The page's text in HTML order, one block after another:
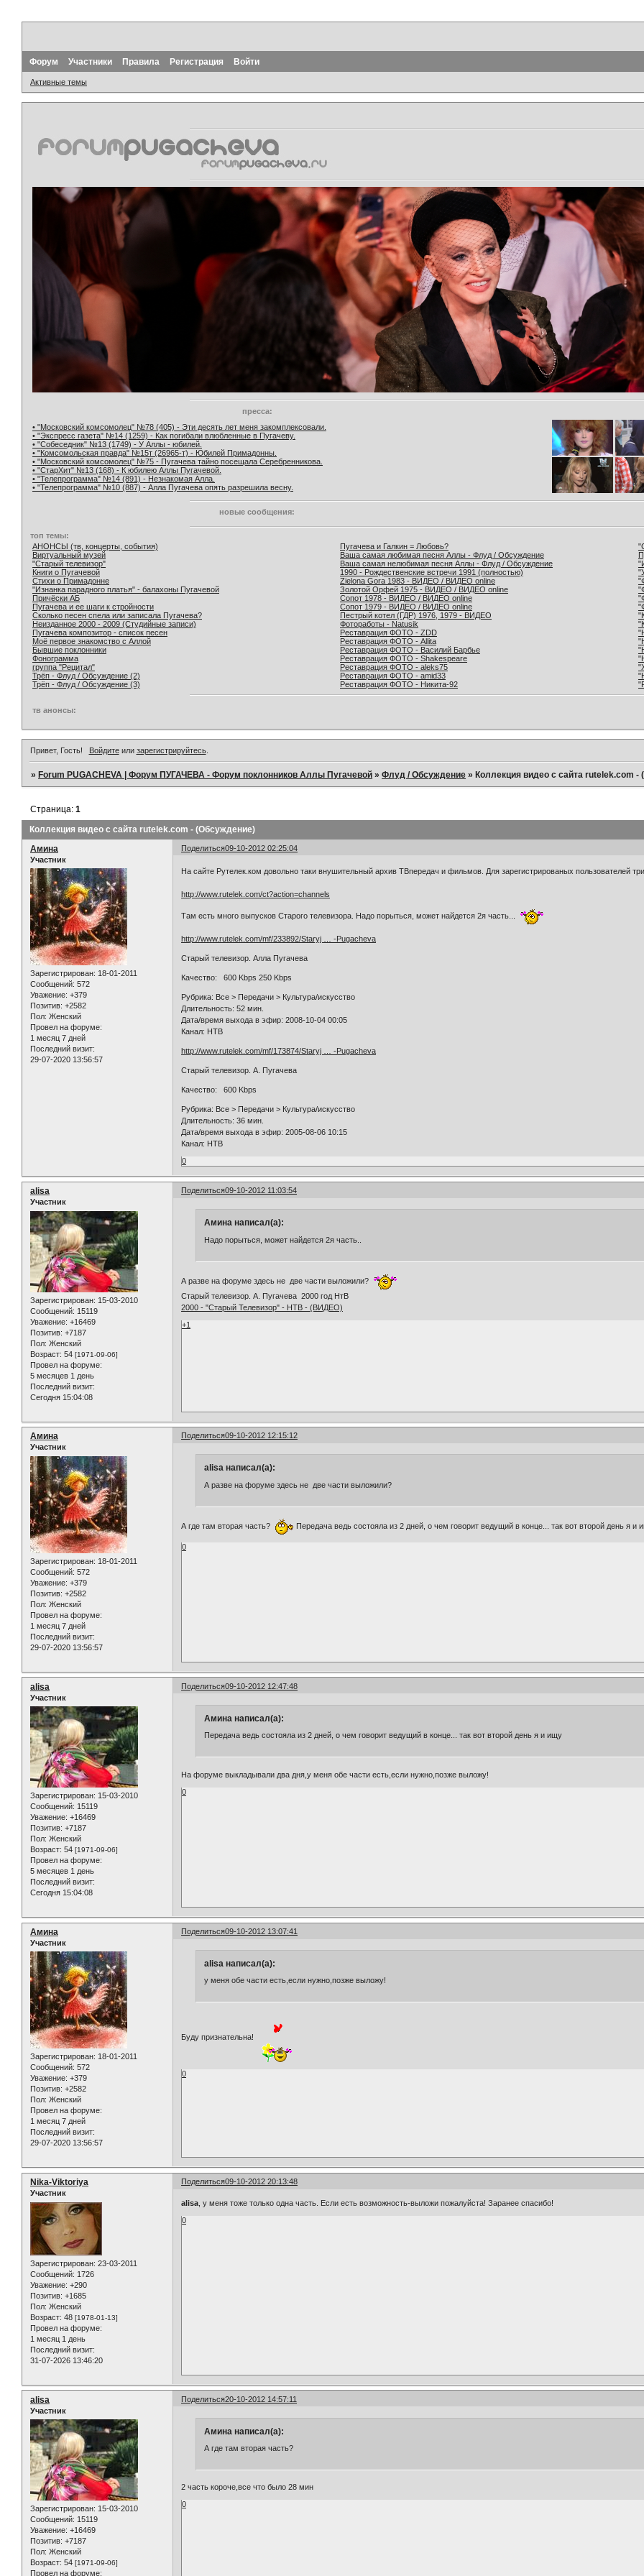
Форум Участники Правила Регистрация Войти
Активные темы
пресса:
• "Московский комсомолец" №78 (405) - Эти десять лет меня закомплексовали.
• "Экспресс газета" №14 (1259) - Как погибали влюбленные в Пугачеву.
• "Собеседник" №13 (1749) - У Аллы - юбилей.
• "Комсомольская правда" №15т (26965-т) - Юбилей Примадонны.
• "Московский комсомолец" №75 - Пугачева тайно посещала Серебренникова.
• "СтарХит" №13 (168) - К юбилею Аллы Пугачевой.
• "Телепрограмма" №14 (891) - Незнакомая Алла.
• "Телепрограмма" №10 (887) - Алла Пугачева опять разрешила весну.
новые сообщения:
топ темы:
АНОНСЫ (тв, концерты, события)
Виртуальный музей
"Старый телевизор"
Книги о Пугачевой
Стихи о Примадонне
"Изнанка парадного платья" - балахоны Пугачевой
Причёски АБ
Пугачева и ее шаги к стройности
Сколько песен спела или записала Пугачева?
Неизданное 2000 - 2009 (Студийные записи)
Пугачева композитор - список песен
Моё первое знакомство с Аллой
Бывшие поклонники
Фонограмма
группа "Рецитал"
Трёп - Флуд / Обсуждение (2)
Трёп - Флуд / Обсуждение (3)
Пугачева и Галкин = Любовь?
Ваша самая любимая песня Аллы - Флуд / Обсуждение
Ваша самая нелюбимая песня Аллы - Флуд / Обсуждение
1990 - Рождественские встречи 1991 (полностью)
Zielona Gora 1983 - ВИДЕО / ВИДЕО online
Золотой Орфей 1975 - ВИДЕО / ВИДЕО online
Сопот 1978 - ВИДЕО / ВИДЕО online
Сопот 1979 - ВИДЕО / ВИДЕО online
Пестрый котел (ГДР) 1976, 1979 - ВИДЕО
Фотоработы - Natusik
Реставрация ФОТО - ZDD
Реставрация ФОТО - Allita
Реставрация ФОТО - Василий Барбье
Реставрация ФОТО - Shakespeare
Реставрация ФОТО - aleks75
Реставрация ФОТО - amid33
Реставрация ФОТО - Никита-92
тв анонсы:
Привет, Гость! Войдитеили зарегистрируйтесь.
»Forum PUGACHEVA | Форум ПУГАЧЕВА - Форум поклонников Аллы Пугачевой »Флуд / Обсуждение »Коллекция видео с сайта rutelek.com -
Коллекция видео с сайта rutelek.com - (Обсуждение)
Страница:1
Поделиться09-10-2012 02:25:04
Амина
Участник
Зарегистрирован: 18-01-2011
Сообщений: 572
Уважение: +379
Позитив: +2582
Пол: Женский
Провел на форуме:
1 месяц 7 дней
Последний визит:
29-07-2020 13:56:57
На сайте Рутелек.ком довольно таки внушительный архив ТВпередач и фильмов. Для зарегистрированых пользователей
http://www.rutelek.com/ct?action=channels
Там есть много выпусков Старого телевизора. Надо порыться, может найдется 2я часть...
http://www.rutelek.com/mf/233892/Staryj … -Pugacheva
Старый телевизор. Алла Пугачева
Качество: 600 Kbps 250 Kbps
Рубрика: Все > Передачи > Культура/искусство
Длительность: 52 мин.
Дата/время выхода в эфир: 2008-10-04 00:05
Канал: НТВ
http://www.rutelek.com/mf/173874/Staryj … -Pugacheva
Старый телевизор. А. Пугачева
Качество: 600 Kbps
Рубрика: Все > Передачи > Культура/искусство
Длительность: 36 мин.
Дата/время выхода в эфир: 2005-08-06 10:15
Канал: НТВ
0
Поделиться09-10-2012 11:03:54
alisa
Участник
Зарегистрирован: 15-03-2010
Сообщений: 15119
Уважение: +16469
Позитив: +7187
Пол: Женский
Возраст: 54 [1971-09-06]
Провел на форуме:
5 месяцев 1 день
Последний визит:
Сегодня 15:04:08
Амина написал(а):
Надо порыться, может найдется 2я часть..
А разве на форуме здесь не две части выложили?
Старый телевизор. А. Пугачева 2000 год НтВ
2000 - "Старый Телевизор" - НТВ - (ВИДЕО)
+1
Поделиться09-10-2012 12:15:12
Амина
Участник
Зарегистрирован: 18-01-2011
Сообщений: 572
Уважение: +379
Позитив: +2582
Пол: Женский
Провел на форуме:
1 месяц 7 дней
Последний визит:
29-07-2020 13:56:57
alisa написал(а):
А разве на форуме здесь не две части выложили?
А где там вторая часть? Передача ведь состояла из 2 дней, о чем говорит ведущий в конце... так вот второй день я и
0
Поделиться09-10-2012 12:47:48
alisa
Участник
Зарегистрирован: 15-03-2010
Сообщений: 15119
Уважение: +16469
Позитив: +7187
Пол: Женский
Возраст: 54 [1971-09-06]
Провел на форуме:
5 месяцев 1 день
Последний визит:
Сегодня 15:04:08
Амина написал(а):
Передача ведь состояла из 2 дней, о чем говорит ведущий в конце... так вот второй день я и ищу
На форуме выкладывали два дня,у меня обе части есть,если нужно,позже выложу!
0
Поделиться09-10-2012 13:07:41
Амина
Участник
Зарегистрирован: 18-01-2011
Сообщений: 572
Уважение: +379
Позитив: +2582
Пол: Женский
Провел на форуме:
1 месяц 7 дней
Последний визит:
29-07-2020 13:56:57
alisa написал(а):
у меня обе части есть,если нужно,позже выложу!
Буду признательна!
0
Поделиться09-10-2012 20:13:48
Nika-Viktoriya
Участник
Зарегистрирован: 23-03-2011
Сообщений: 1726
Уважение: +290
Позитив: +1685
Пол: Женский
Возраст: 48 [1978-01-13]
Провел на форуме:
1 месяц 1 день
Последний визит:
31-07-2026 13:46:20
alisa , у меня тоже только одна часть. Если есть возможность-выложи пожалуйста! Заранее спасибо!
0
Поделиться20-10-2012 14:57:11
alisa
Участник
Зарегистрирован: 15-03-2010
Сообщений: 15119
Уважение: +16469
Позитив: +7187
Пол: Женский
Возраст: 54 [1971-09-06]
Провел на форуме:
Амина написал(а):
А где там вторая часть?
2 часть короче,все что было 28 мин
0